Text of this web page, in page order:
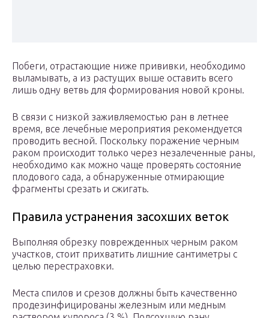
Побеги, отрастающие ниже прививки, необходимо
выламывать, а из растущих выше оставить всего
лишь одну ветвь для формирования новой кроны.
В связи с низкой заживляемостью ран в летнее
время, все лечебные мероприятия рекомендуется
проводить весной. Поскольку поражение черным
раком происходит только через незалеченные раны,
необходимо как можно чаще проверять состояние
плодового сада, а обнаруженные отмирающие
фрагменты срезать и сжигать.
Правила устранения засохших веток
Выполняя обрезку поврежденных черным раком
участков, стоит прихватить лишние сантиметры с
целью перестраховки.
Места спилов и срезов должны быть качественно
продезинфицированы железным или медным